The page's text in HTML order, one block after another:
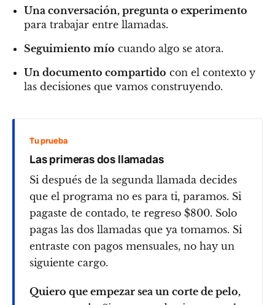
Una conversación, pregunta o experimento
para trabajar entre llamadas.
Seguimiento mío cuando algo se atora.
Un documento compartido con el contexto y
las decisiones que vamos construyendo.
Tu prueba
Las primeras dos llamadas
Si después de la segunda llamada decides
que el programa no es para ti, paramos. Si
pagaste de contado, te regreso $800. Solo
pagas las dos llamadas que ya tomamos. Si
entraste con pagos mensuales, no hay un
siguiente cargo.
Quiero que empezar sea un corte de pelo,